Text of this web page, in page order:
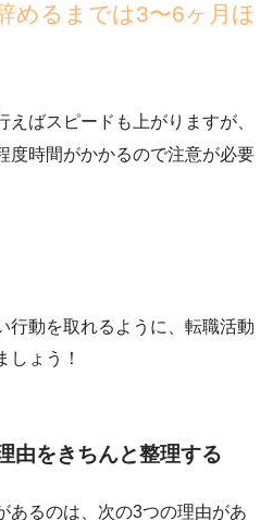
めるまでは3〜6ヶ月ほ
ばスピードも上がりますが、
度時間がかかるので注意が必要
行動を取れるように、転職活動
しょう！
由をきちんと整理する
あるのは、次の3つの理由があ